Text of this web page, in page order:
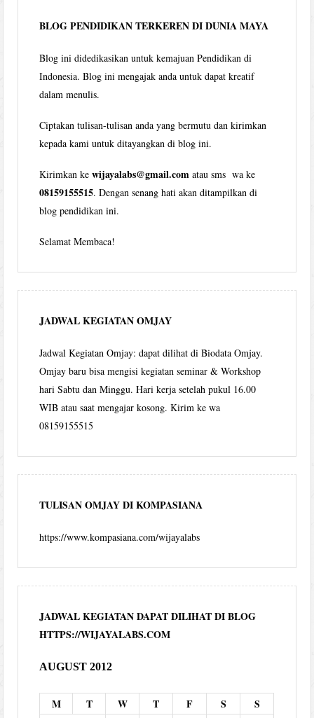
BLOG PENDIDIKAN TERKEREN DI DUNIA MAYA
Blog ini didedikasikan untuk kemajuan Pendidikan di
Indonesia. Blog ini mengajak anda untuk dapat kreatif
dalam menulis.
Ciptakan tulisan-tulisan anda yang bermutu dan kirimkan
kepada kami untuk ditayangkan di blog ini.
Kirimkan kewijayalabs@gmail.com atau sms wa ke
08159155515. Dengan senang hati akan ditampilkan di
blog pendidikan ini.
Selamat Membaca!
JADWAL KEGIATAN OMJAY
Jadwal Kegiatan Omjay: dapat dilihat di Biodata Omjay.
Omjay baru bisa mengisi kegiatan seminar & Workshop
hari Sabtu dan Minggu. Hari kerja setelah pukul 16.00
WIB atau saat mengajar kosong. Kirim ke wa
08159155515
TULISAN OMJAY DI KOMPASIANA
https://www.kompasiana.com/wijayalabs
JADWAL KEGIATAN DAPAT DILIHAT DI BLOG
HTTPS://WIJAYALABS.COM
AUGUST 2012
M T W T F S S